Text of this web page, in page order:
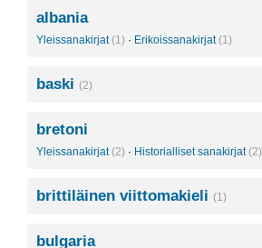
albania
Yleissanakirjat (1) · Erikoissanakirjat (1)
baski (2)
bretoni
Yleissanakirjat (2) · Historialliset sanakirjat (2)
brittiläinen viittomakieli (1)
bulgaria